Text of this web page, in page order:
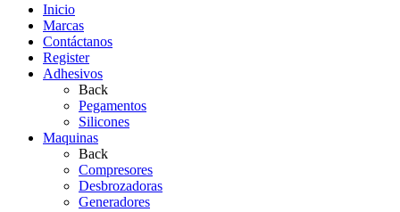
Inicio
Marcas
Contáctanos
Register
Adhesivos
Back
Pegamentos
Silicones
Maquinas
Back
Compresores
Desbrozadoras
Generadores